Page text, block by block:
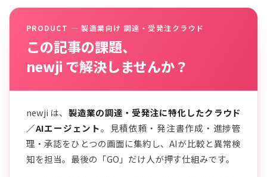
PRODUCT — 製造業向け 調達・受発注クラウド
この記事の課題、
newji で解決しませんか？
newji は、 製造業の調達・受発注に特化したクラウド
／AIエージェント。見積依頼・発注書作成・進捗管
理・承認をひとつの画面に集約し、AIが比較と異常検
知を担当。最後の「GO」だけ人が押す仕組みです。